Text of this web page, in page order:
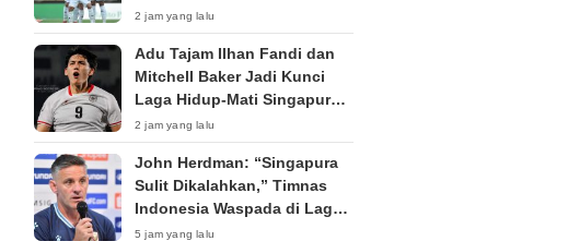
yong Langsung Fokus TC di
Thailand
2 jam yang lalu
Adu Tajam Ilhan Fandi dan
Mitchell Baker Jadi Kunci
Laga Hidup-Mati Singapura
vs Timnas Indonesia di Piala
AFF 2026
2 jam yang lalu
John Herdman: “Singapura
Sulit Dikalahkan,” Timnas
Indonesia Waspada di Laga
Penentu Semifinal
5 jam yang lalu